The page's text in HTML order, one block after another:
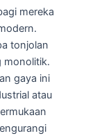
mereka
tonjolan
monolitik.
gaya ini
atau